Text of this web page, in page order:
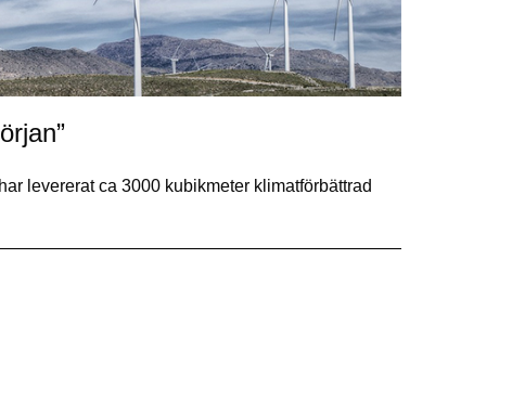
levererat ca 3000 kubikmeter klimatförbättrad